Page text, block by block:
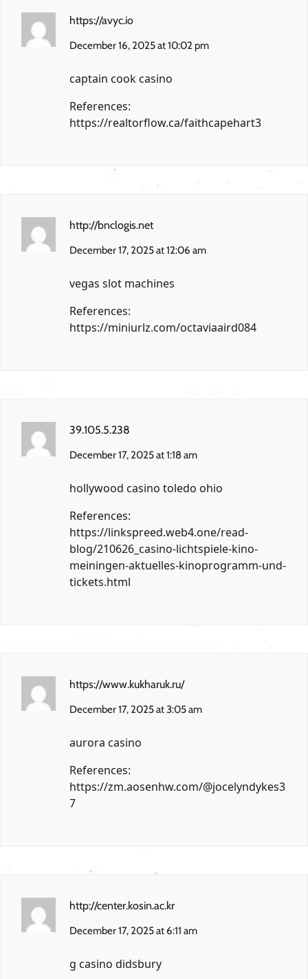
https://avyc.io
December 16, 2025 at 10:02 pm
captain cook casino
References:
https://realtorflow.ca/faithcapehart3
http://bnclogis.net
December 17, 2025 at 12:06 am
vegas slot machines
References:
https://miniurlz.com/octaviaaird084
39.105.5.238
December 17, 2025 at 1:18 am
hollywood casino toledo ohio
References:
https://linkspreed.web4.one/read-
blog/210626_casino-lichtspiele-kino-
meiningen-aktuelles-kinoprogramm-und-
tickets.html
https://www.kukharuk.ru/
December 17, 2025 at 3:05 am
aurora casino
References:
https://zm.aosenhw.com/@jocelyndykes3
7
http://center.kosin.ac.kr
December 17, 2025 at 6:11 am
g casino didsbury